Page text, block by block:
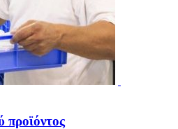
προϊόντος